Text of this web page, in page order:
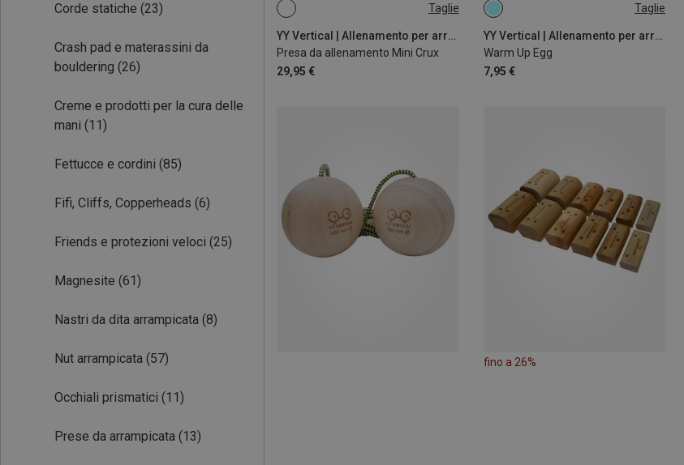
Corde statiche (23)
Crash pad e materassini da
bouldering (26)
Creme e prodotti per la cura delle
mani (11)
Fettucce e cordini (85)
Fifi, Cliffs, Copperheads (6)
Friends e protezioni veloci (25)
Magnesite (61)
Nastri da dita arrampicata (8)
Nut arrampicata (57)
Occhiali prismatici (11)
Prese da arrampicata (13)
Taglie
YY Vertical | Allenamento per arrampicata
Presa da allenamento Mini Crux
29,95 €
ONE SIZE Taglie
YY Vertical | Allenamento per arrampicata
Warm Up Egg
7,95 €
ONE SIZE
fino a 26%